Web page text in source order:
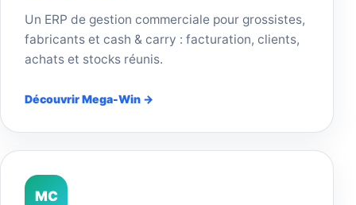
Un ERP de gestion commerciale pour grossistes,
fabricants et cash & carry : facturation, clients,
achats et stocks réunis.
Découvrir Mega-Win →
MC